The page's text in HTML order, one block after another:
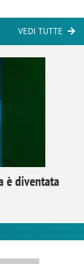
VEDI TUTTE
è diventata